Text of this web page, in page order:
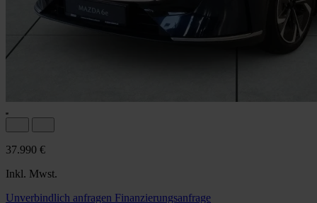
37.990 €
Inkl. Mwst.
Unverbindlich anfragen Finanzierungsanfrage